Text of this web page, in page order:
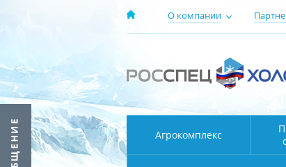
О компании
Агрокомплекс